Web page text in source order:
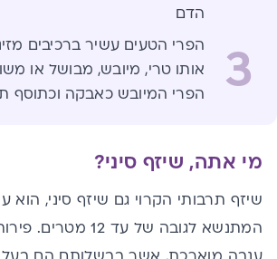
הדם
3
הפרי הטעים עשיר ברכיבים
אותו טרי, מיובש, מבושל או
הפרי המיובש כאבקה וכתוסף
מי אתה, שיזף סיני?
שיזף תרבותי הקרוי גם שיזף סיני, הוא
המתנשא לגובה של עד 12